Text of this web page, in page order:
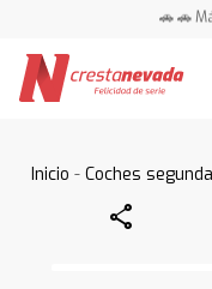
🚗 🚗
Inicio -Coches
Share